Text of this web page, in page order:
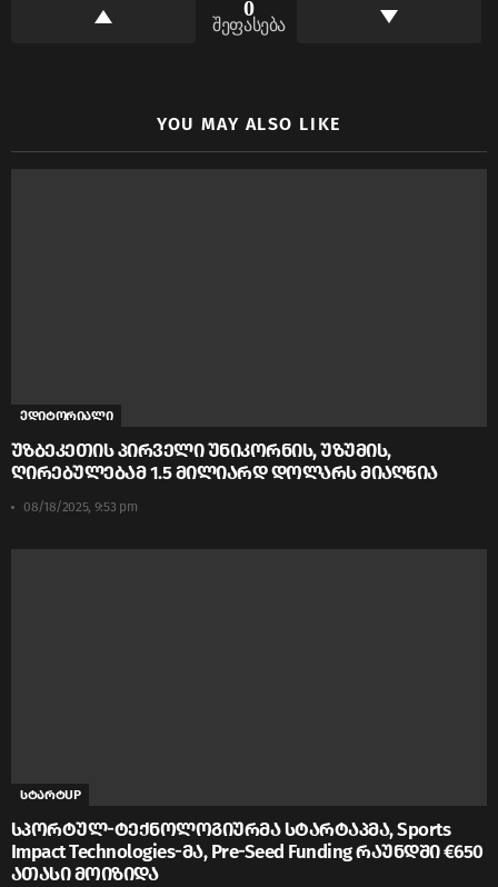
0
შეფასება
YOU MAY ALSO LIKE
ედიტორიალი
უზბეკეთის პირველი უნიკორნის, უზუმის,
ღირებულებამ 1.5 მილიარდ დოლარს მიაღწია
08/18/2025, 9:53 pm
სტარტUP
სპორტულ-ტექნოლოგიურმა სტარტაპმა, Sports
Impact Technologies-მა, Pre-Seed Funding რაუნდში €650
ათასი მოიზიდა